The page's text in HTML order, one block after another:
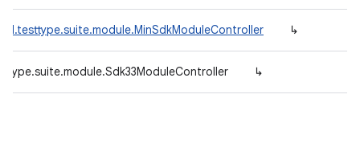
↳
↳